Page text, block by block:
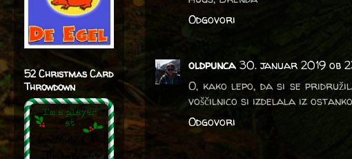
Odgovori
oldpunca 30. januar 2019 ob
O, kako lepo, da si se
voščilnico si izdelala iz
Odgovori
52 Christmas Card
Throwdown